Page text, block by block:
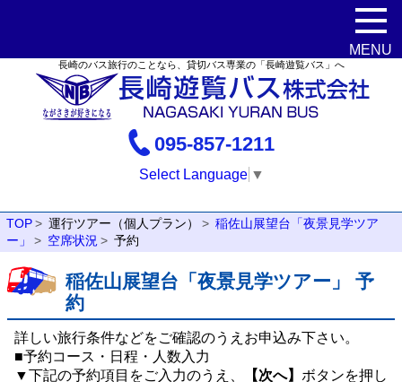
長崎のバス旅行のことなら、貸切バス専業の「長崎遊覧バス」へ
095-857-1211
Select Language ▼
TOP 運行ツアー（個人プラン）
稲佐山展望台「夜景見学ツア
ー」
空席状況 予約
稲佐山展望台「夜景見学ツアー」 予
約
詳しい旅行条件などをご確認のうえお申込み下さい。
■予約コース・日程・人数入力
▼下記の予約項目をご入力のうえ、
【次へ】 ボタンを押し